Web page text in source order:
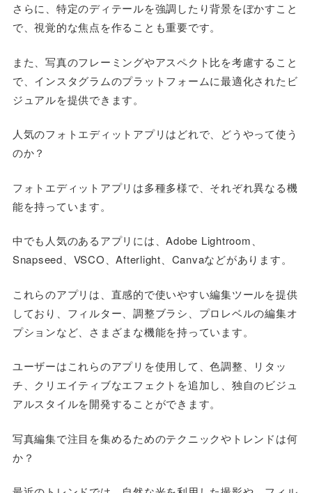
さらに、特定のディテールを強調したり背景をぼかすこと
で、視覚的な焦点を作ることも重要です。
また、写真のフレーミングやアスペクト比を考慮すること
で、インスタグラムのプラットフォームに最適化されたビ
ジュアルを提供できます。
人気のフォトエディットアプリはどれで、どうやって使う
のか？
フォトエディットアプリは多種多様で、それぞれ異なる機
能を持っています。
中でも人気のあるアプリには、Adobe Lightroom、
Snapseed、VSCO、Afterlight、Canvaなどがあります。
これらのアプリは、直感的で使いやすい編集ツールを提供
しており、フィルター、調整ブラシ、プロレベルの編集オ
プションなど、さまざまな機能を持っています。
ユーザーはこれらのアプリを使用して、色調整、リタッ
チ、クリエイティブなエフェクトを追加し、独自のビジュ
アルスタイルを開発することができます。
写真編集で注目を集めるためのテクニックやトレンドは何
か？